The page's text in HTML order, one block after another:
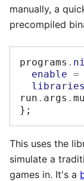
manually, a
precompiled
programs .
enable =
libraries
run . args .
};
This uses the
simulate a
games in. It's a